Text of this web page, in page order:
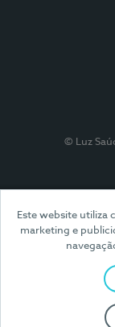
Este website utiliza
marketing e
© Luz